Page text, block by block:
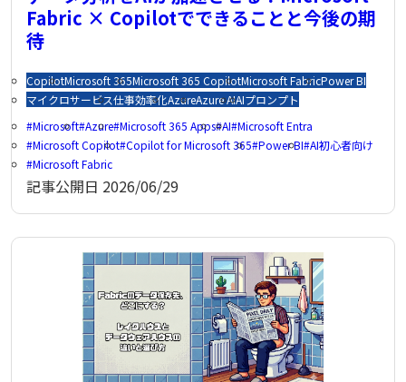
Fabric × Copilotでできることと今後の期
待
CopilotMicrosoft 365Microsoft 365 CopilotMicrosoft FabricPower BI
マイクロサービス仕事効率化AzureAzure AIAIプロンプト
Microsoft Azure Microsoft 365 Apps AI Microsoft Entra
Microsoft Copilot Copilot for Microsoft 365 Power BI AI初心者向け
Microsoft Fabric
記事公開日 2026/06/29